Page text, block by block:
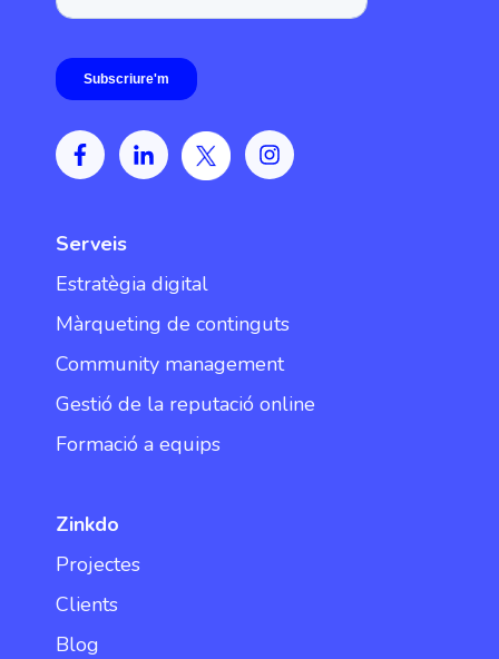
Serveis
Estratègia digital
Màrqueting de continguts
Community management
Gestió de la reputació online
Formació a equips
Zinkdo
Projectes
Clients
Blog